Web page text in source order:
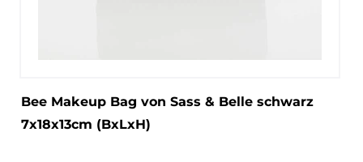
Bee Makeup Bag von Sass & Belle schwarz
7x18x13cm (BxLxH)